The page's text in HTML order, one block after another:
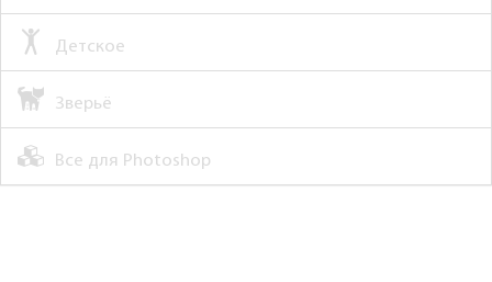
Детское
Зверьё
Все для Photoshop